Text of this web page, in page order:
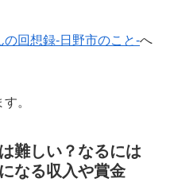
の回想録-日野市のこと-へ
。
難しい？なるには
なる収入や賞金